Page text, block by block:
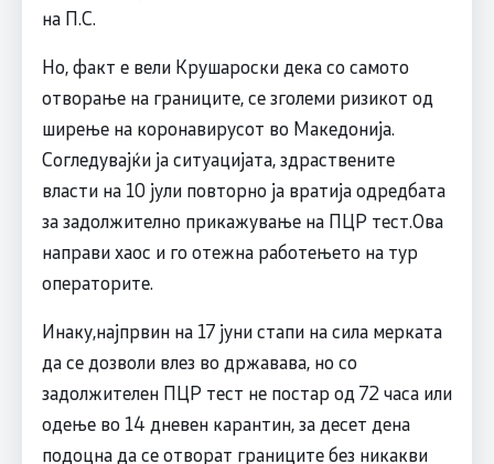
на П.С.
Но, факт е вели Крушароски дека со самото
отворање на границите, се зголеми ризикот од
ширење на коронавирусот во Македонија.
Согледувајќи ја ситуацијата, здраствените
власти на 10 јули повторно ја вратија одредбата
за задолжително прикажување на ПЦР тест.Ова
направи хаос и го отежна работењето на тур
операторите.
Инаку,најпрвин на 17 јуни стапи на сила мерката
да се дозволи влез во државава, но со
задолжителен ПЦР тест не постар од 72 часа или
одење во 14 дневен карантин, за десет дена
подоцна да се отворат границите без никакви